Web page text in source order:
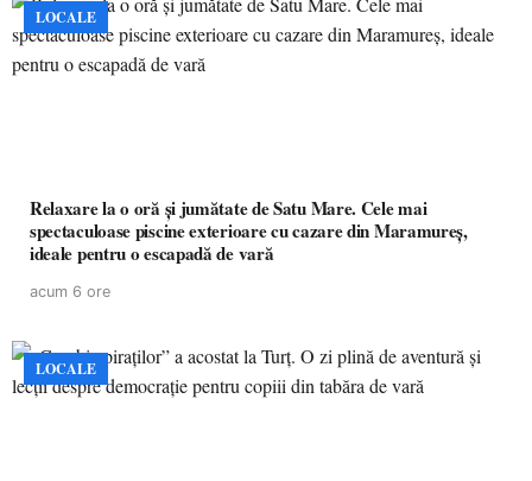
LOCALE
Relaxare la o oră și jumătate de Satu Mare. Cele mai
spectaculoase piscine exterioare cu cazare din Maramureș,
ideale pentru o escapadă de vară
acum 6 ore
LOCALE